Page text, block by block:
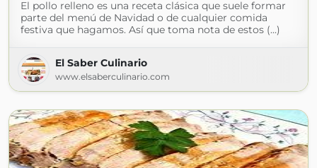
El pollo relleno es una receta clásica que suele formar
parte del menú de Navidad o de cualquier comida
festiva que hagamos. Así que toma nota de estos (...)
El Saber Culinario
www.elsaberculinario.com